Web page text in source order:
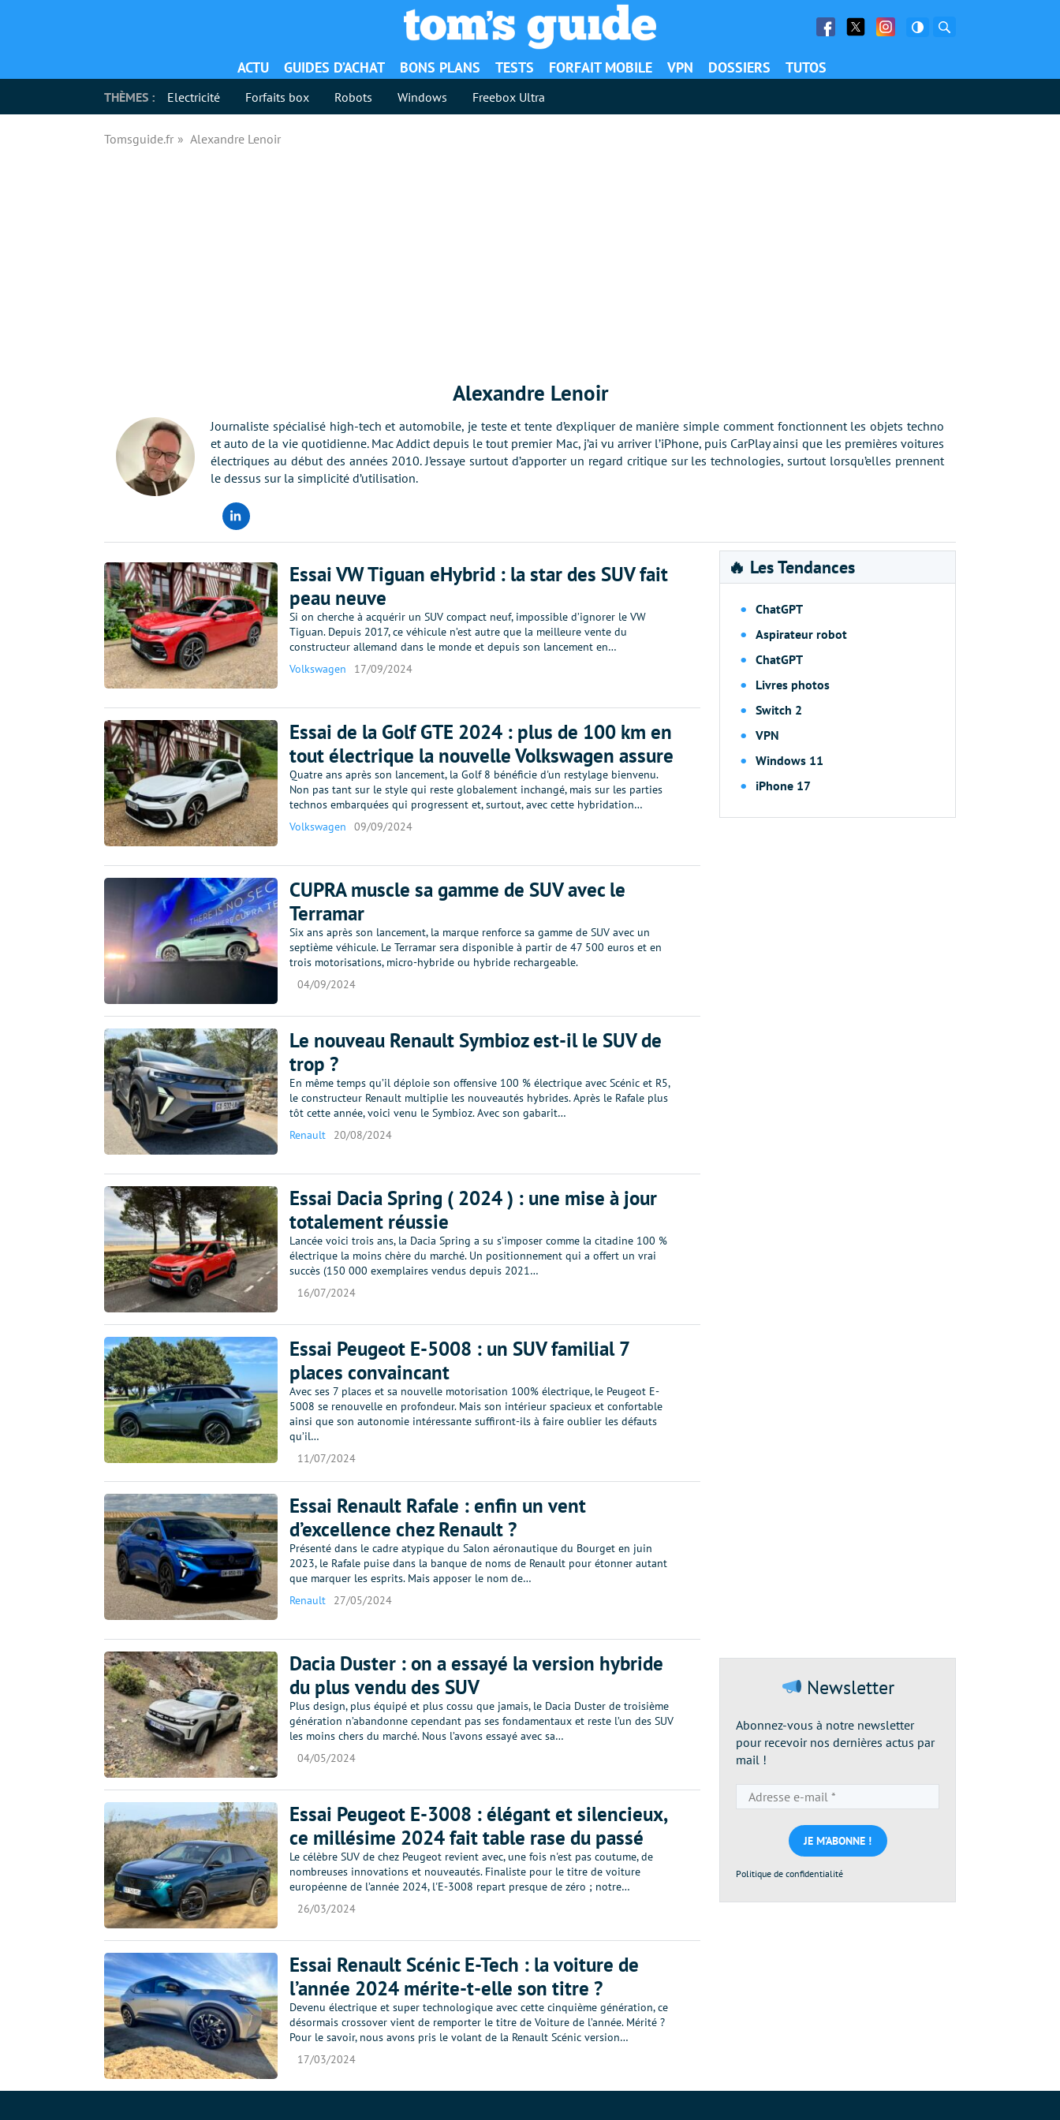
Facebook
Twitter Facebook
ACTU GUIDES D’ACHAT BONS PLANS TESTS FORFAIT MOBILE VPN DOSSIERS TUTOS
THÈMES : Electricité Forfaits box Robots Windows Freebox Ultra
Tomsguide.fr Alexandre Lenoir
Alexandre Lenoir
Journaliste spécialisé high-tech et automobile, je teste et tente d’expliquer de manière simple comment fonctionnent les objets techno
et auto de la vie quotidienne. Mac Addict depuis le tout premier Mac, j’ai vu arriver l’iPhone, puis CarPlay ainsi que les premières voitures
électriques au début des années 2010. J’essaye surtout d’apporter un regard critique sur les technologies, surtout lorsqu’elles prennent
le dessus sur la simplicité d’utilisation.
LinkedIn
Essai VW Tiguan eHybrid : la star des SUV fait
peau neuve
Si on cherche à acquérir un SUV compact neuf, impossible d’ignorer le VW
Tiguan. Depuis 2017, ce véhicule n’est autre que la meilleure vente du
constructeur allemand dans le monde et depuis son lancement en…
Volkswagen
17/09/2024
Essai de la Golf GTE 2024 : plus de 100 km en
tout électrique la nouvelle Volkswagen assure
Quatre ans après son lancement, la Golf 8 bénéficie d'un restylage bienvenu.
Non pas tant sur le style qui reste globalement inchangé, mais sur les parties
technos embarquées qui progressent et, surtout, avec cette hybridation…
Volkswagen
09/09/2024
CUPRA muscle sa gamme de SUV avec le
Terramar
Six ans après son lancement, la marque renforce sa gamme de SUV avec un
septième véhicule. Le Terramar sera disponible à partir de 47 500 euros et en
trois motorisations, micro-hybride ou hybride rechargeable.
04/09/2024
Le nouveau Renault Symbioz est-il le SUV de
trop ?
En même temps qu’il déploie son offensive 100 % électrique avec Scénic et R5,
le constructeur Renault multiplie les nouveautés hybrides. Après le Rafale plus
tôt cette année, voici venu le Symbioz. Avec son gabarit…
Renault
20/08/2024
Essai Dacia Spring ( 2024 ) : une mise à jour
totalement réussie
Lancée voici trois ans, la Dacia Spring a su s’imposer comme la citadine 100 %
électrique la moins chère du marché. Un positionnement qui a offert un vrai
succès (150 000 exemplaires vendus depuis 2021…
16/07/2024
Essai Peugeot E-5008 : un SUV familial 7
places convaincant
Avec ses 7 places et sa nouvelle motorisation 100% électrique, le Peugeot E-
5008 se renouvelle en profondeur. Mais son intérieur spacieux et confortable
ainsi que son autonomie intéressante suffiront-ils à faire oublier les défauts
qu’il…
11/07/2024
Essai Renault Rafale : enfin un vent
d’excellence chez Renault ?
Présenté dans le cadre atypique du Salon aéronautique du Bourget en juin
2023, le Rafale puise dans la banque de noms de Renault pour étonner autant
que marquer les esprits. Mais apposer le nom de…
Renault
27/05/2024
Dacia Duster : on a essayé la version hybride
du plus vendu des SUV
Plus design, plus équipé et plus cossu que jamais, le Dacia Duster de troisième
génération n’abandonne cependant pas ses fondamentaux et reste l’un des SUV
les moins chers du marché. Nous l’avons essayé avec sa…
04/05/2024
Essai Peugeot E-3008 : élégant et silencieux,
ce millésime 2024 fait table rase du passé
Le célèbre SUV de chez Peugeot revient avec, une fois n'est pas coutume, de
nombreuses innovations et nouveautés. Finaliste pour le titre de voiture
européenne de l’année 2024, l'E-3008 repart presque de zéro ; notre…
26/03/2024
Essai Renault Scénic E-Tech : la voiture de
l’année 2024 mérite-t-elle son titre ?
Devenu électrique et super technologique avec cette cinquième génération, ce
désormais crossover vient de remporter le titre de Voiture de l’année. Mérité ?
Pour le savoir, nous avons pris le volant de la Renault Scénic version…
17/03/2024
🔥 Les Tendances
ChatGPT
Aspirateur robot
ChatGPT
Livres photos
Switch 2
VPN
Windows 11
iPhone 17
Newsletter
Abonnez-vous à notre newsletter
pour recevoir nos dernières actus par
mail !
e-
mail
*
Politique de confidentialité